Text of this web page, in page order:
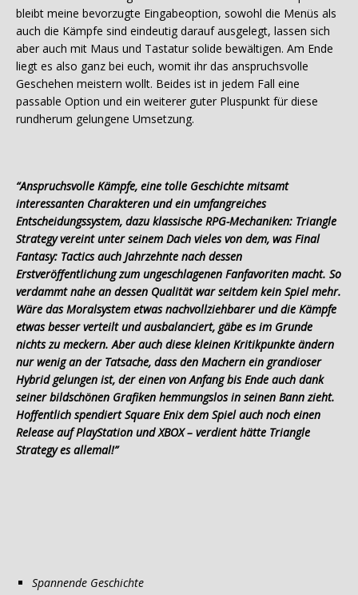
bleibt meine bevorzugte Eingabeoption, sowohl die Menüs als
auch die Kämpfe sind eindeutig darauf ausgelegt, lassen sich
aber auch mit Maus und Tastatur solide bewältigen. Am Ende
liegt es also ganz bei euch, womit ihr das anspruchsvolle
Geschehen meistern wollt. Beides ist in jedem Fall eine
passable Option und ein weiterer guter Pluspunkt für diese
rundherum gelungene Umsetzung.
“Anspruchsvolle Kämpfe, eine tolle Geschichte mitsamt
interessanten Charakteren und ein umfangreiches
Entscheidungssystem, dazu klassische RPG-Mechaniken: Triangle
Strategy vereint unter seinem Dach vieles von dem, was Final
Fantasy: Tactics auch Jahrzehnte nach dessen
Erstveröffentlichung zum ungeschlagenen Fanfavoriten macht. So
verdammt nahe an dessen Qualität war seitdem kein Spiel mehr.
Wäre das Moralsystem etwas nachvollziehbarer und die Kämpfe
etwas besser verteilt und ausbalanciert, gäbe es im Grunde
nichts zu meckern. Aber auch diese kleinen Kritikpunkte ändern
nur wenig an der Tatsache, dass den Machern ein grandioser
Hybrid gelungen ist, der einen von Anfang bis Ende auch dank
seiner bildschönen Grafiken hemmungslos in seinen Bann zieht.
Hoffentlich spendiert Square Enix dem Spiel auch noch einen
Release auf PlayStation und XBOX – verdient hätte Triangle
Strategy es allemal!”
Spannende Geschichte